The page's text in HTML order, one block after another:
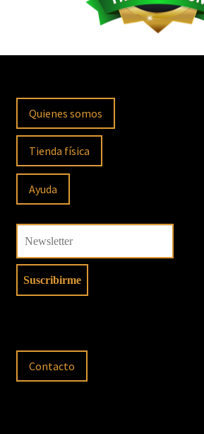
Quienes somos
Tienda física
Ayuda
Contacto